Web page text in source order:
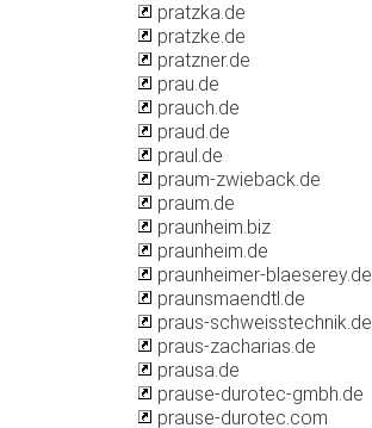
pratzka.de
pratzke.de
pratzner.de
prau.de
prauch.de
praud.de
praul.de
praum-zwieback.de
praum.de
praunheim.biz
praunheim.de
praunheimer-blaeserey.de
praunsmaendtl.de
praus-schweisstechnik.de
praus-zacharias.de
prausa.de
prause-durotec-gmbh.de
prause-durotec.com